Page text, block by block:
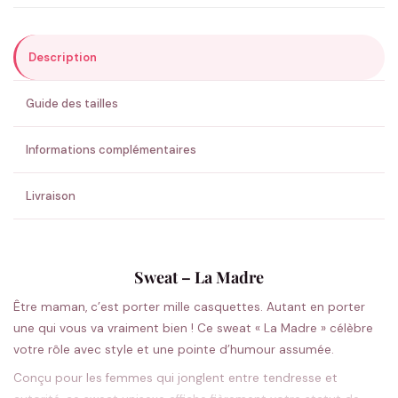
ENVOYER MA DEMANDE ✨
💚 Retour sous 24-48h🇫🇷 Flocage en France✅ Validation avant fabrication
Description
Guide des tailles
Informations complémentaires
Livraison
Sweat – La Madre
Être maman, c’est porter mille casquettes. Autant en porter
une qui vous va vraiment bien ! Ce sweat « La Madre » célèbre
votre rôle avec style et une pointe d’humour assumée.
Conçu pour les femmes qui jonglent entre tendresse et